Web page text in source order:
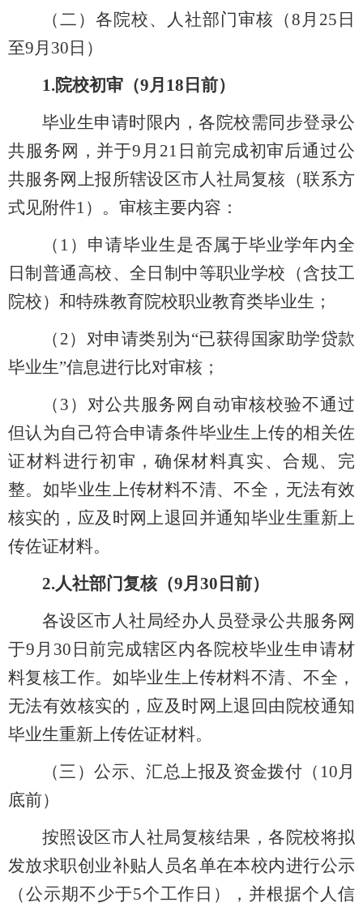
（二）各院校、人社部门审核（8 月 25 日
至9 月 30 日）
1.院校初审（9月 18 日前）
毕业生申请时限内，各院校需同步登录公
共服务网，并于9月21 日前完成初审后通过公
共服务网上报所辖设区市人社局复核（联系方
式见附件1）。审核主要内容：
（ 1 ） 申请毕业生是否属于毕业学年内全
日制普通高校、全日制中等职业学校 （含技工
院校） 和特殊教育院校职业教育类毕业生；
（2）对申请类别为“已获得国家助学贷款
毕业生”信息进行比对审核；
（ 3 ）对公共服务网自动审核校验不通过
但认为自己符合申请条件毕业生上传的相关佐
证材料进行初审，确保材料真实、合规、完
整。如毕业生上传材料不清、不全，无法有效
核实的，应及时网上退回并通知毕业生重新上
传佐证材料。
2.人社部门复核（9 月 30 日前）
各设区市人社局经办人员登录公共服务网
于9 月 30 日前完成辖区内各院校毕业生申请材
料复核工作。如毕业生上传材料不清、不全，
无法有效核实的，应及时网上退回由院校通知
毕业生重新上传佐证材料。
（三）公示、汇总上报及资金拨付（10月
底前）
按照设区市人社局复核结果，各院校将拟
发放求职创业补贴人员名单在本校内进行公示
（公示期不少于5个工作日），并根据个人信